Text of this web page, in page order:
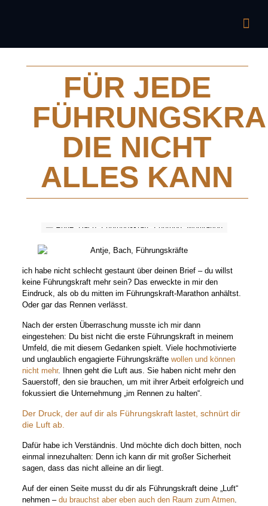
FÜR JEDE
DIE NICHT
ALLES KANN
ich habe nicht schlecht gestaunt über deinen Brief – du willst
keine Führungskraft mehr sein? Das erweckte in mir den
Eindruck, als ob du mitten im Führungskraft-Marathon anhältst.
Oder gar das Rennen verlässt.
Nach der ersten Überraschung musste ich mir dann
eingestehen: Du bist nicht die erste Führungskraft in meinem
Umfeld, die mit diesem Gedanken spielt. Viele hochmotivierte
und unglaublich engagierte Führungskräftewollen und können
nicht mehr. Ihnen geht die Luft aus. Sie haben nicht mehr den
Sauerstoff, den sie brauchen, um mit ihrer Arbeit erfolgreich und
fokussiert die Unternehmung „im Rennen zu halten“.
Der Druck, der auf dir als Führungskraft lastet, schnürt dir
die Luft ab.
Dafür habe ich Verständnis. Und möchte dich doch bitten, noch
einmal innezuhalten: Denn ich kann dir mit großer Sicherheit
sagen, dass das nicht alleine an dir liegt.
Auf der einen Seite musst du dir als Führungskraft deine „Luft“
nehmen –du brauchst aber eben auch den Raum zum Atmen.